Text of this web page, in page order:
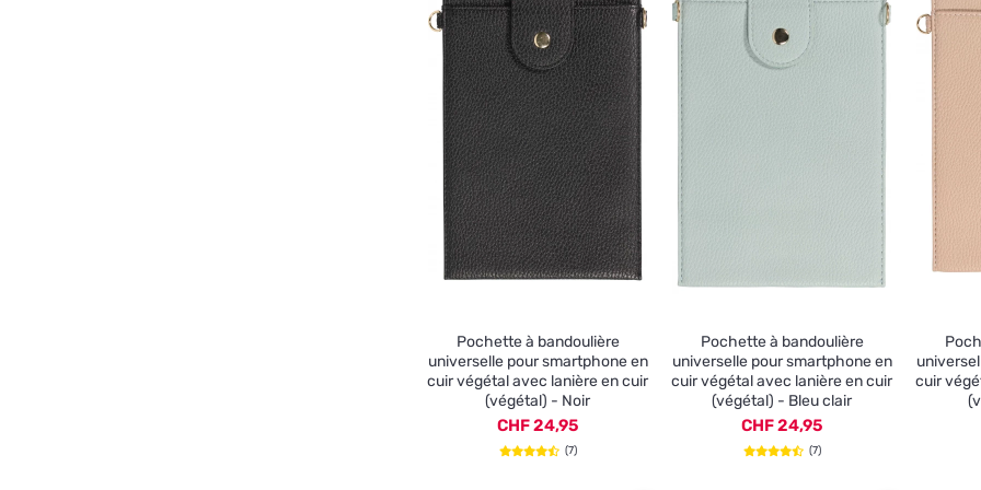
Pochette à bandoulière
universelle pour smartphone en
cuir végétal avec lanière en cuir
(végétal) - Noir
CHF 24,95
(7)
Pochette à bandoulière
universelle pour smartphone en
cuir végétal avec lanière en cuir
(végétal) - Bleu clair
CHF 24,95
(7)
cuir